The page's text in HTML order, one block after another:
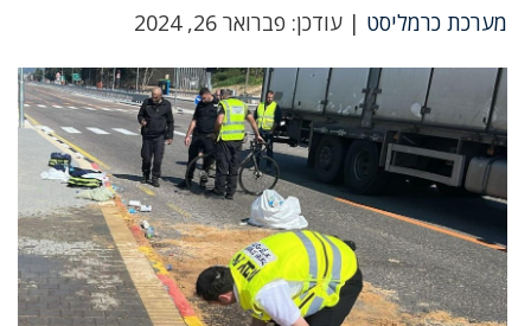
מערכת כרמליסט | עודכן: פברואר 26, 2024